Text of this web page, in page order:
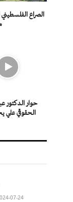
الصراع الفلسطيني
حوار الدكتور
الحقوقي علي
07-24